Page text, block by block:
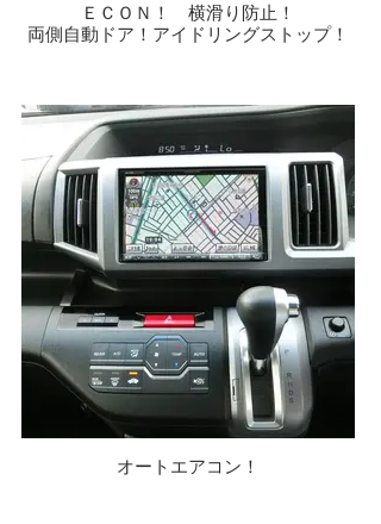
ＥＣＯＮ！ 横滑り防止！
両側自動ドア！アイドリングストップ！
オートエアコン！